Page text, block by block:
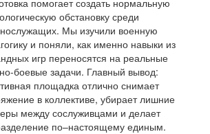
помогает создать нормальную
обстановку среди
Мы изучили военную
и поняли, как именно навыки из
игр переносятся на реальные
боевые задачи. Главный вывод:
площадка отлично снимает
в коллективе, убирает лишние
между сослуживцами и делает
по–настоящему единым.